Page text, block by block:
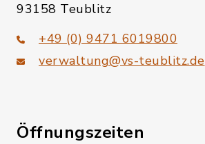
93158 Teublitz
+49 (0) 9471 6019800
verwaltung@vs-teublitz.de
Öffnungszeiten